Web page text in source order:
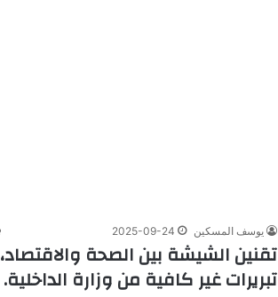
يوسف المسكين 2025-09-24
تقنين الشيشة بين الصحة والاقتصاد،
تبريرات غير كافية من وزارة الداخلية.